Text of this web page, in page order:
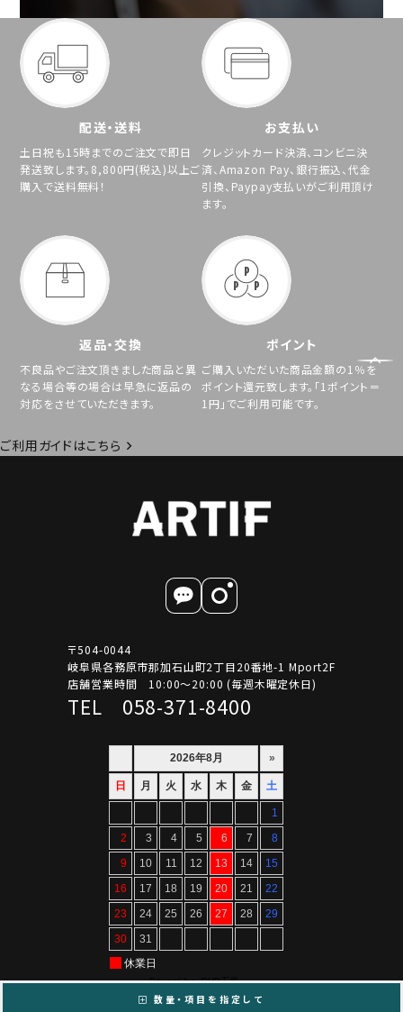
配送・送料
土日祝も15時までのご注文で即日
発送致します。8,800円(税込)以上ご
購入で送料無料！
お支払い
クレジットカード決済、コンビニ決
済、Amazon Pay、銀行振込、代金
引換、Paypay支払いがご利用頂け
ます。
返品・交換
不良品やご注文頂きました商品と異
なる場合等の場合は早急に返品の
対応をさせていただきます。
ポイント
ご購入いただいた商品金額の1％を
ポイント還元致します。「1ポイント＝
1円」でご利用可能です。
ご利用ガイドはこちら
〒504-0044
岐阜県各務原市那加石山町2丁目20番地-1 Mport2F
店舗営業時間 10:00～20:00 (毎週木曜定休日)
TEL 058-371-8400
数量・項目を指定して